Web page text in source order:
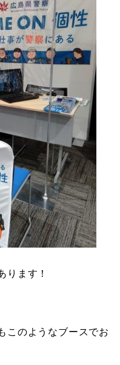
ります！
このようなブースでお